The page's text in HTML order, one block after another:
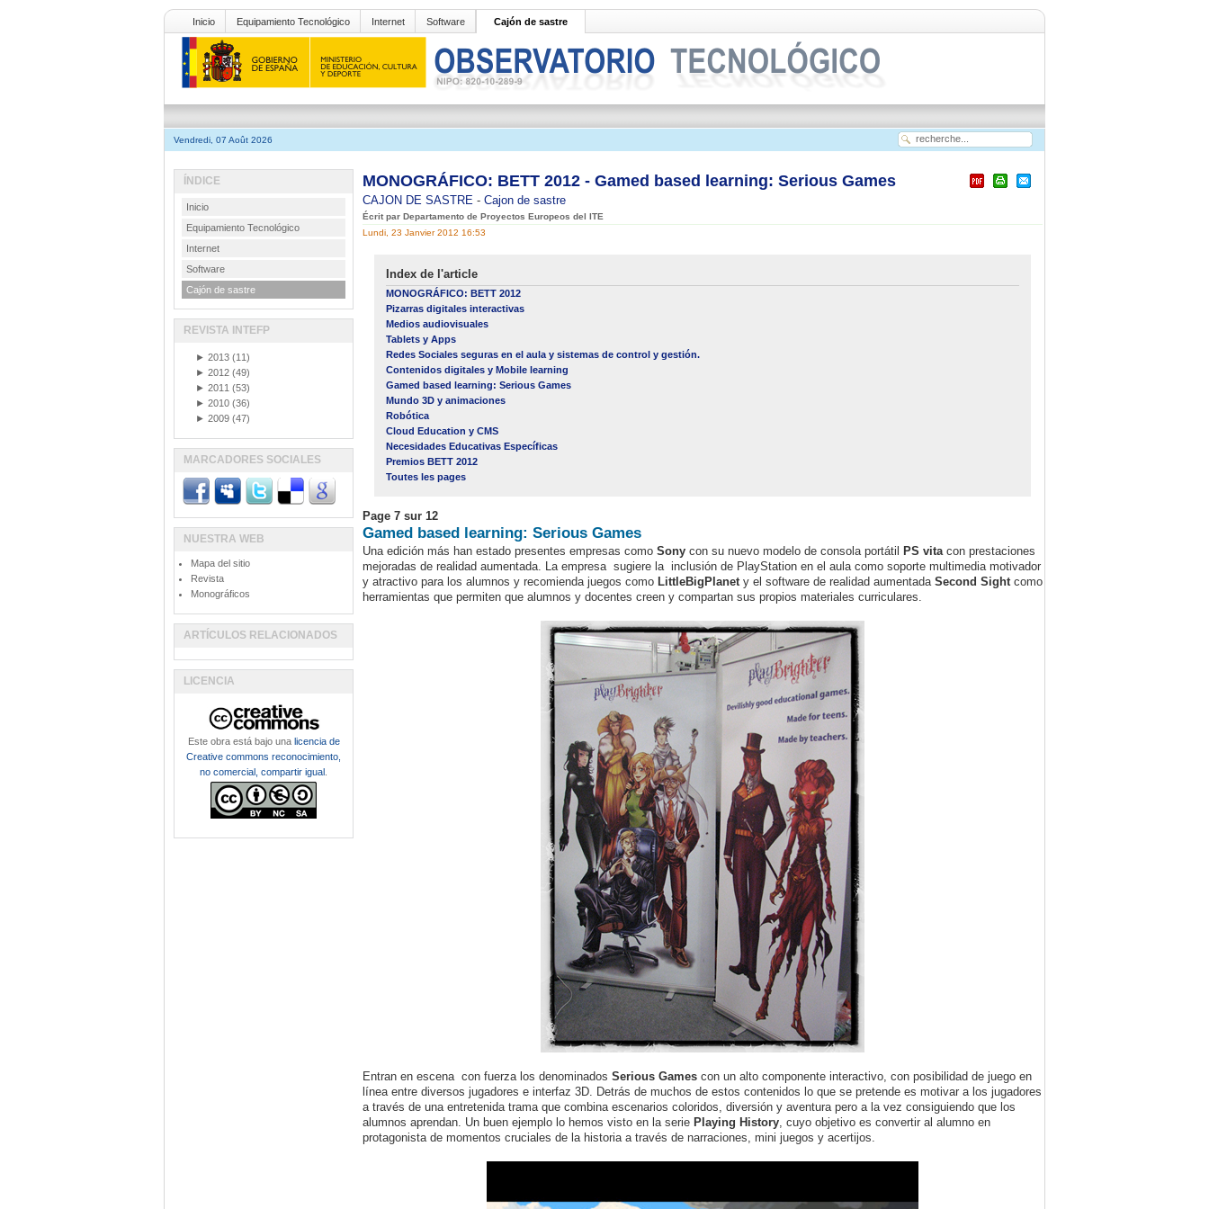
Inicio Equipamiento Tecnológico Internet Software Cajón de sastre
Vendredi, 07 Août 2026
MONOGRÁFICO: BETT 2012 - Gamed based learning: Serious Games
CAJON DE SASTRE - Cajon de sastre
Écrit par Departamento de Proyectos Europeos del ITE
Lundi, 23 Janvier 2012 16:53
Index de l'article
MONOGRÁFICO: BETT 2012
Pizarras digitales interactivas
Medios audiovisuales
Tablets y Apps
Redes Sociales seguras en el aula y sistemas de control y gestión.
Contenidos digitales y Mobile learning
Gamed based learning: Serious Games
Mundo 3D y animaciones
Robótica
Cloud Education y CMS
Necesidades Educativas Específicas
Premios BETT 2012
Toutes les pages
Page 7 sur 12
Gamed based learning: Serious Games
Una edición más han estado presentes empresas como Sony con su nuevo modelo de consola portátil PS vitacon prestaciones
mejoradas de realidad aumentada. La empresa sugiere la inclusión de PlayStation en el aula como soporte multimedia motivador
y atractivo para los alumnos y recomienda juegos como LittleBigPlanety el software de realidad aumentada Second Sightcomo
herramientas que permiten que alumnos y docentes creen y compartan sus propios materiales curriculares.
Entran en escena con fuerza los denominados Serious Games con un alto componente interactivo, con posibilidad de juego en
línea entre diversos jugadores e interfaz 3D. Detrás de muchos de estos contenidos lo que se pretende es motivar a los jugadores
a través de una entretenida trama que combina escenarios coloridos, diversión y aventura pero a la vez consiguiendo que los
alumnos aprendan. Un buen ejemplo lo hemos visto en la serie Playing History, cuyo objetivo es convertir al alumno en
protagonista de momentos cruciales de la historia a través de narraciones, mini juegos y acertijos.
ÍNDICE
Inicio
Equipamiento Tecnológico
Internet
Software
Cajón de sastre
REVISTA INTEFP
► 2013 (11)
► 2012 (49)
► 2011 (53)
► 2010 (36)
► 2009 (47)
MARCADORES SOCIALES
NUESTRA WEB
Mapa del sitio
Revista
Monográficos
ARTÍCULOS RELACIONADOS
LICENCIA
Este obra está bajo una licencia de
Creative commons reconocimiento,
no comercial, compartir igual